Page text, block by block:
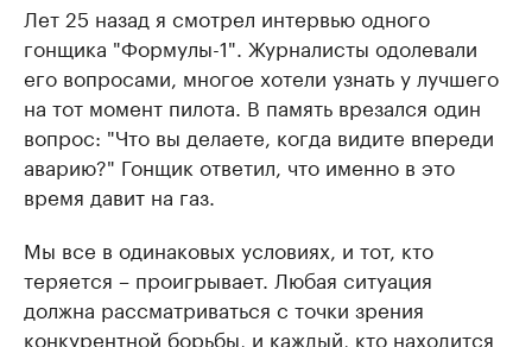
Лет 25 назад я смотрел интервью одного
гонщика "Формулы-1". Журналисты одолевали
его вопросами, многое хотели узнать у лучшего
на тот момент пилота. В память врезался один
вопрос: "Что вы делаете, когда видите впереди
аварию?" Гонщик ответил, что именно в это
время давит на газ.
Мы все в одинаковых условиях, и тот, кто
теряется – проигрывает. Любая ситуация
должна рассматриваться с точки зрения
конкурентной борьбы, и каждый, кто находится